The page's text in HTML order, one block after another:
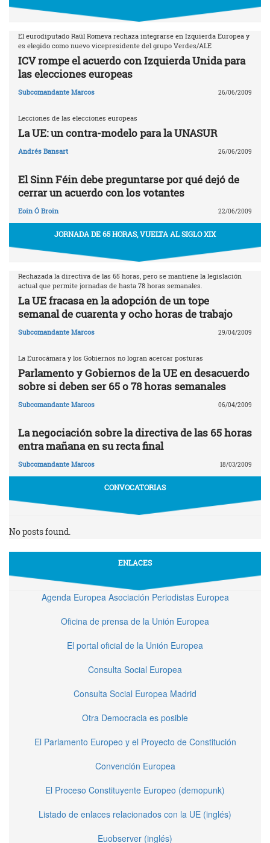
El eurodiputado Raül Romeva rechaza integrarse en Izquierda Europea y
es elegido como nuevo vicepresidente del grupo Verdes/ALE
ICV rompe el acuerdo con Izquierda Unida para
las elecciones europeas
Subcomandante Marcos 26/06/2009
Lecciones de las elecciones europeas
La UE: un contra-modelo para la UNASUR
Andrés Bansart 26/06/2009
El Sinn Féin debe preguntarse por qué dejó de
cerrar un acuerdo con los votantes
Eoin Ó Broin 22/06/2009
JORNADA DE 65 HORAS, VUELTA AL SIGLO XIX
Rechazada la directiva de las 65 horas, pero se mantiene la legislación
actual que permite jornadas de hasta 78 horas semanales.
La UE fracasa en la adopción de un tope
semanal de cuarenta y ocho horas de trabajo
Subcomandante Marcos 29/04/2009
La Eurocámara y los Gobiernos no logran acercar posturas
Parlamento y Gobiernos de la UE en desacuerdo
sobre si deben ser 65 o 78 horas semanales
Subcomandante Marcos 06/04/2009
La negociación sobre la directiva de las 65 horas
entra mañana en su recta final
Subcomandante Marcos 18/03/2009
CONVOCATORIAS
No posts found.
ENLACES
Agenda Europea Asociación Periodistas Europea
Oficina de prensa de la Unión Europea
El portal oficial de la Unión Europea
Consulta Social Europea
Consulta Social Europea Madrid
Otra Democracia es posible
El Parlamento Europeo y el Proyecto de Constitución
Convención Europea
El Proceso Constituyente Europeo (demopunk)
Listado de enlaces relacionados con la UE (inglés)
Euobserver (inglés)